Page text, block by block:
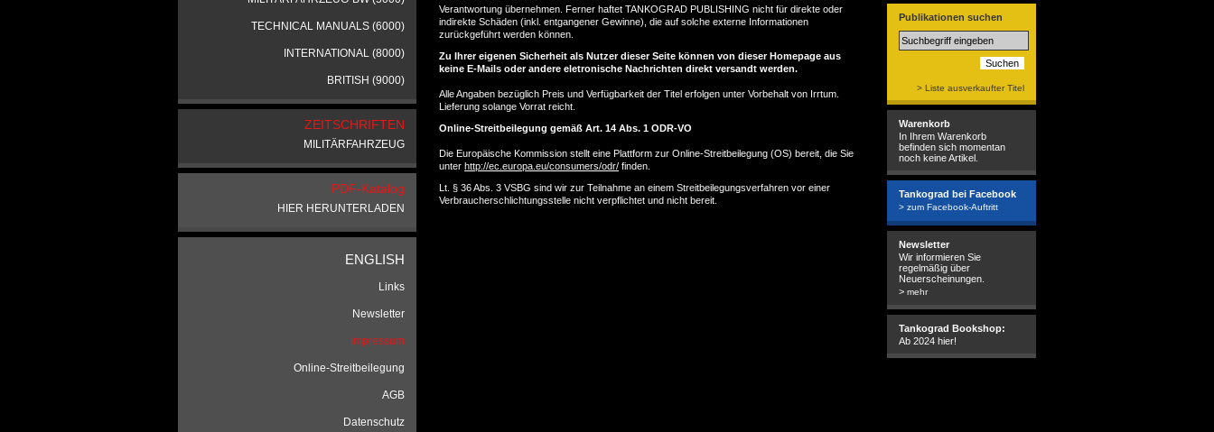
Verantwortung übernehmen. Ferner haftet TANKOGRAD PUBLISHING nicht für direkte oder
indirekte Schäden (inkl. entgangener Gewinne), die auf solche externe Informationen
zurückgeführt werden können.
Zu Ihrer eigenen Sicherheit als Nutzer dieser Seite können von dieser Homepage aus
keine E-Mails oder andere eletronische Nachrichten direkt versandt werden.
Alle Angaben bezüglich Preis und Verfügbarkeit der Titel erfolgen unter Vorbehalt von Irrtum.
Lieferung solange Vorrat reicht.
Online-Streitbeilegung gemäß Art. 14 Abs. 1 ODR-VO
Die Europäische Kommission stellt eine Plattform zur Online-Streitbeilegung (OS) bereit, die Sie
unter http://ec.europa.eu/consumers/odr/ finden.
Lt. § 36 Abs. 3 VSBG sind wir zur Teilnahme an einem Streitbeilegungsverfahren vor einer
Verbraucherschlichtungsstelle nicht verpflichtet und nicht bereit.
TECHNICAL MANUALS (6000)
INTERNATIONAL (8000)
BRITISH (9000)
ZEITSCHRIFTEN
MILITÄRFAHRZEUG
PDF-Katalog
HIER HERUNTERLADEN
ENGLISH
Links
Newsletter
Impressum
Online-Streitbeilegung
AGB
Datenschutz
Publikationen suchen
> Liste ausverkaufter Titel
Warenkorb
In Ihrem Warenkorb
befinden sich momentan
noch keine Artikel.
Tankograd bei Facebook
> zum Facebook-Auftritt
Newsletter
Wir informieren Sie
regelmäßig über
Neuerscheinungen.
> mehr
Tankograd Bookshop:
Ab 2024 hier!